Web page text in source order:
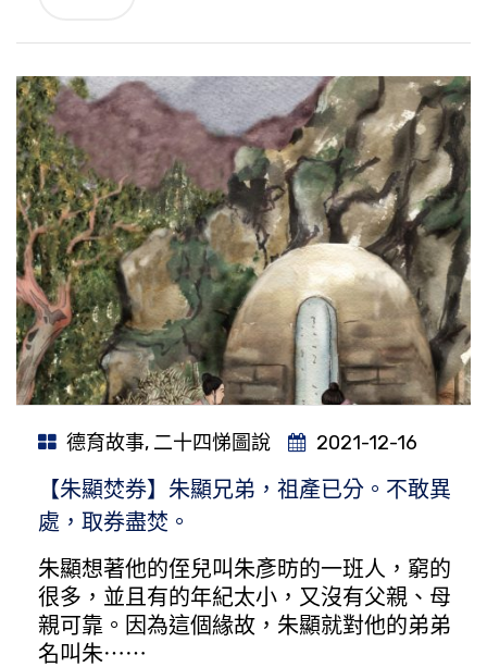
德育故事, 二十四悌圖說 2021-12-16
【朱顯焚券】朱顯兄弟，祖產已分。不敢異
處，取券盡焚。
朱顯想著他的侄兒叫朱彥昉的一班人，窮的
很多，並且有的年紀太小，又沒有父親、母
親可靠。因為這個緣故，朱顯就對他的弟弟
名叫朱⋯⋯